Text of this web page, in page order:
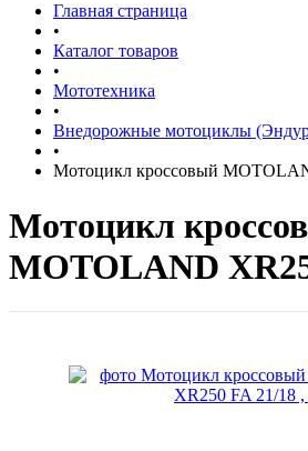
Главная страница
•
Каталог товаров
•
Мототехника
•
Внедорожные мотоциклы
•
Мотоцикл кроссовый
Мотоцикл
MOTOLAND